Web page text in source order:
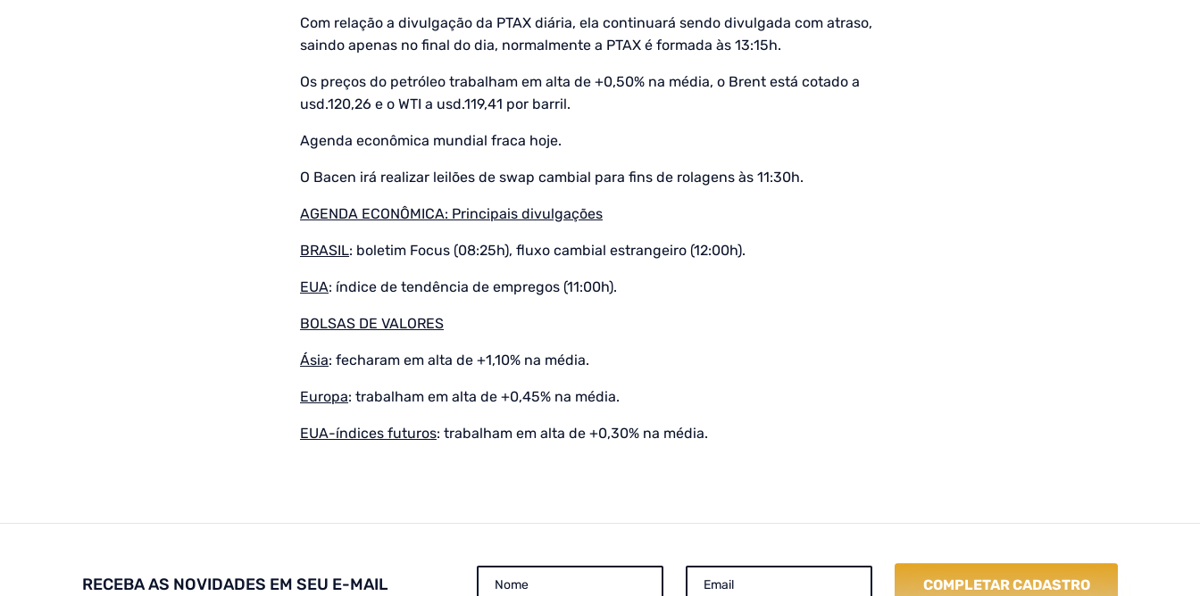
Com relação a divulgação da PTAX diária, ela continuará sendo divulgada com atraso,
saindo apenas no final do dia, normalmente a PTAX é formada às 13:15h.
Os preços do petróleo trabalham em alta de +0,50% na média, o Brent está cotado a
usd.120,26 e o WTI a usd.119,41 por barril.
Agenda econômica mundial fraca hoje.
O Bacen irá realizar leilões de swap cambial para fins de rolagens às 11:30h.
AGENDA ECONÔMICA: Principais divulgações
BRASIL: boletim Focus (08:25h), fluxo cambial estrangeiro (12:00h).
EUA: índice de tendência de empregos (11:00h).
BOLSAS DE VALORES
Ásia: fecharam em alta de +1,10% na média.
Europa: trabalham em alta de +0,45% na média.
EUA-índices futuros: trabalham em alta de +0,30% na média.
RECEBA AS NOVIDADES EM SEU E-MAIL COMPLETAR CADASTRO